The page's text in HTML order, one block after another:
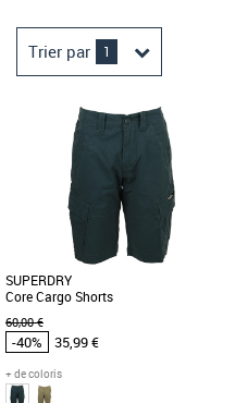
Trier par 1
SUPERDRY
Core Cargo Shorts
60,00 €
-40% 35,99 €
+ de coloris